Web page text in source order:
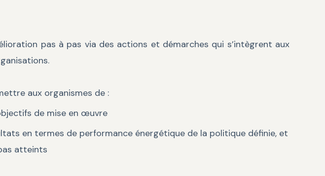
pas à pas via des actions et démarches qui s’intègrent aux
aux organismes de :
de mise en œuvre
en termes de performance énergétique de la politique définie, et
atteints